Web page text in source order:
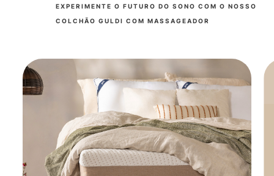
EXPERIMENTE O FUTURO DO SONO COM O NOSSO
COLCHÃO GULDI COM MASSAGEADOR